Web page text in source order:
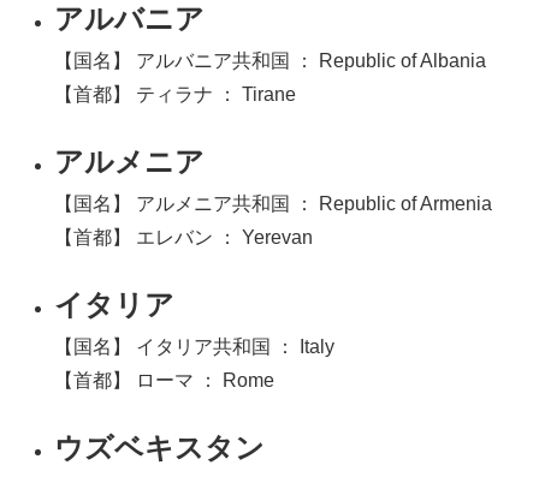
アルバニア
【国名】 アルバニア共和国 ： Republic of Albania
【首都】 ティラナ ： Tirane
アルメニア
【国名】 アルメニア共和国 ： Republic of Armenia
【首都】 エレバン ： Yerevan
イタリア
【国名】 イタリア共和国 ： Italy
【首都】 ローマ ： Rome
ウズベキスタン